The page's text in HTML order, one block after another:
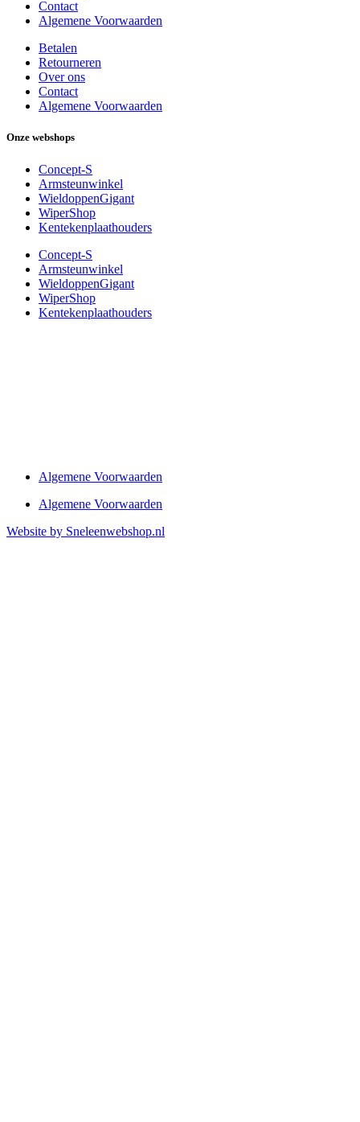
Contact
Algemene Voorwaarden
Betalen
Retourneren
Over ons
Contact
Algemene Voorwaarden
Onze webshops
Concept-S
Armsteunwinkel
WieldoppenGigant
WiperShop
Kentekenplaathouders
Concept-S
Armsteunwinkel
WieldoppenGigant
WiperShop
Kentekenplaathouders
Algemene Voorwaarden
Algemene Voorwaarden
Website by Sneleenwebshop.nl